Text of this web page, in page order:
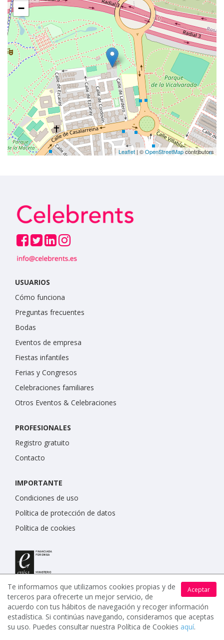
−
Leaflet | ©OpenStreetMapcontributors
USUARIOS
Cómo funciona
Preguntas frecuentes
Bodas
Eventos de empresa
Fiestas infantiles
Ferias y Congresos
Celebraciones familiares
Otros Eventos & Celebraciones
PROFESIONALES
Registro gratuito
Contacto
IMPORTANTE
Condiciones de uso
Política de protección de datos
Política de cookies
Aceptar
Te informamos que utilizamos cookies propias y de
terceros para ofrecerte un mejor servicio, de
acuerdo con tus hábitos de navegación y recoger información
estadística. Si continúas navegando, consideramos que aceptas
su uso. Puedes consultar nuestra Política de Cookies aquí.